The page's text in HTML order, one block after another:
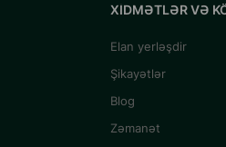
XIDMƏTLƏR VƏ
Elan yerləşdir
Şikayətlər
Blog
Zəmanət